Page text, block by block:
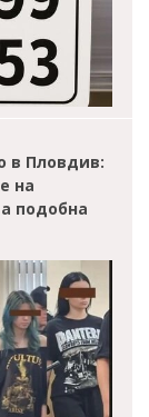
в Пловдив:
на
подобна